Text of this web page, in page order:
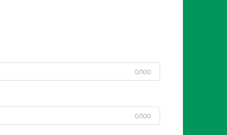
0/100
0/100